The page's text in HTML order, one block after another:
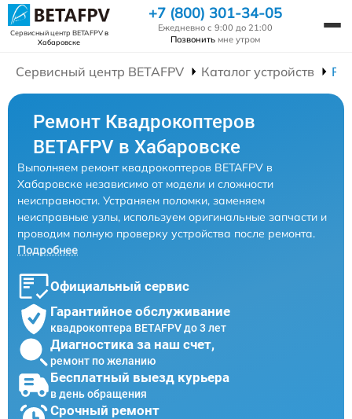
Сервисный центр BETAFPVв
Хабаровске
+7 (800) 301-34-05
Ежедневно с 9:00 до 21:00
Позвонить мне утром
Сервисный центр BETAFPV Каталог устройств
Ремонт Квадрокоптеров
BETAFPV в Хабаровске
Выполняем ремонт квадрокоптеров BETAFPV в
Хабаровске независимо от модели и сложности
неисправности. Устраняем поломки, заменяем
неисправные узлы, используем оригинальные запчасти и
проводим полную проверку устройства после ремонта.
Подробнее
Официальный сервис
Гарантийное обслуживание
квадрокоптера BETAFPV до 3 лет
Диагностика за наш счет,
ремонт по желанию
Бесплатный выезд курьера
в день обращения
Срочный ремонт